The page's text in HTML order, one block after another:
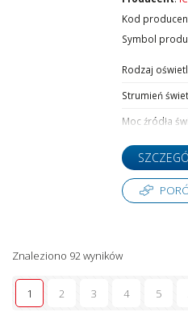
Kod
Symbol
Rodzaj
Strumień
Moc źródła
Znaleziono 92 wyników
1 2 3 4 5